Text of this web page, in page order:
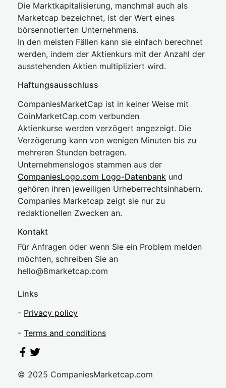
Die Marktkapitalisierung, manchmal auch als
Marketcap bezeichnet, ist der Wert eines
börsennotierten Unternehmens.
In den meisten Fällen kann sie einfach berechnet
werden, indem der Aktienkurs mit der Anzahl der
ausstehenden Aktien multipliziert wird.
Haftungsausschluss
CompaniesMarketCap ist in keiner Weise mit
CoinMarketCap.com verbunden
Aktienkurse werden verzögert angezeigt. Die
Verzögerung kann von wenigen Minuten bis zu
mehreren Stunden betragen.
Unternehmenslogos stammen aus der
CompaniesLogo.com Logo-Datenbank und
gehören ihren jeweiligen Urheberrechtsinhabern.
Companies Marketcap zeigt sie nur zu
redaktionellen Zwecken an.
Kontakt
Für Anfragen oder wenn Sie ein Problem melden
möchten, schreiben Sie an
hello@8marketcap.com
Links
- Privacy policy
- Terms and conditions
© 2025 CompaniesMarketcap.com